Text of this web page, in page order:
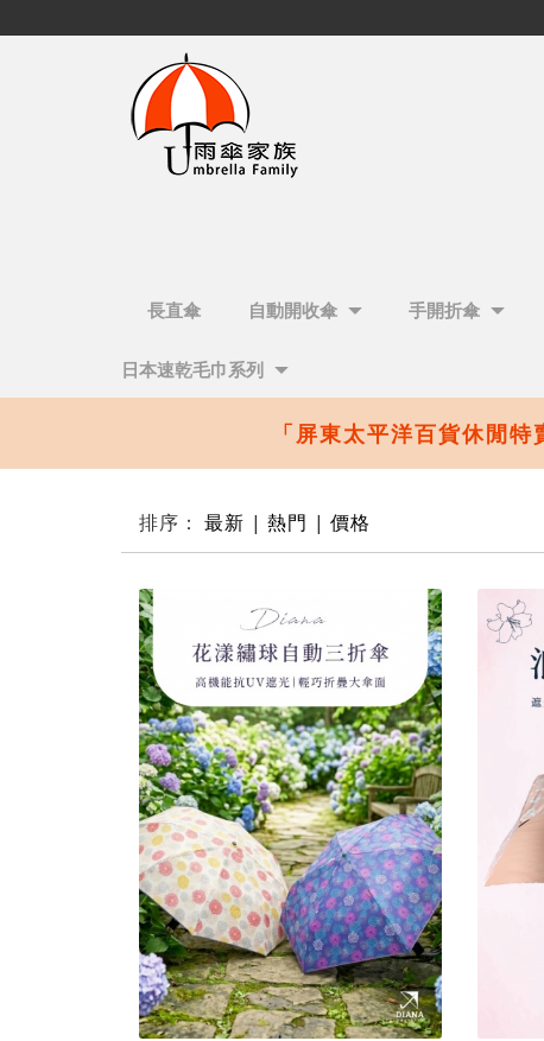
長直傘 自動開收傘 手開折傘
日本速乾毛巾系列
【雨傘家族 X 高雄大樂購物中
排序：最新 |熱門 |價格